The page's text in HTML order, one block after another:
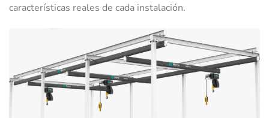
características reales de cada instalación.